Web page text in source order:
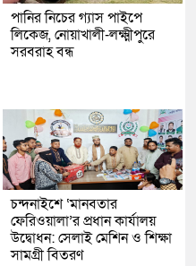
পানির নিচের গ্যাস পাইপে
লিকেজ, নোয়াখালী-লক্ষ্মীপুরে
সরবরাহ বন্ধ
চন্দনাইশে ‘মানবতার
ফেরিওয়ালা’র প্রধান কার্যালয়
উদ্বোধন: সেলাই মেশিন ও শিক্ষা
সামগ্রী বিতরণ